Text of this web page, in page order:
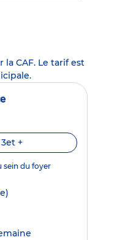
CAF. Le tarif est
3et +
sein du foyer